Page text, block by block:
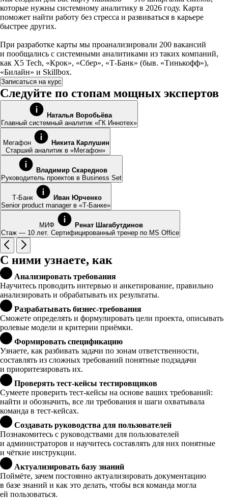
которые нужны системному аналитику в 2026 году. Карта
поможет найти работу без стресса и развиваться в карьере
быстрее других.
При разработке карты мы проанализировали 200 вакансий
и пообщались с системными аналитиками из таких компаний,
как X5 Tech, «Крок», «Сбер», «Т-Банк» (быв. «Тинькофф»),
«Билайн» и Skillbox.
Записаться на курс
Следуйте по стопам мощных экспертов
Наталья Воробьёва
Главный системный аналитик «ГК Иннотех»
Мегафон
Никита Карлушин
Старший аналитик в «Мегафон»
Владимир Скареднов
Руководитель проектов в Business Set
Т-Банк
Иван Юрченко
Senior product manager в «Т-Банке»
МИФ
Ренат Шагабутдинов
Стаж — 10 лет. Сертифицированный тренер по MS Office
С ними узнаете, как
Анализировать требования
Научитесь проводить интервью и анкетирование, правильно
анализировать и обрабатывать их результаты.
Разрабатывать бизнес-требования
Сможете определять и формулировать цели проекта, описывать
ролевые модели и критерии приёмки.
Формировать спецификацию
Узнаете, как разбивать задачи по зонам ответственности,
составлять из сложных требований понятные подзадачи
и приоритезировать их.
Проверять тест-кейсы тестировщиков
Сумеете проверить тест-кейсы на основе ваших требований:
найти и обозначить, все ли требования и шаги охватывала
команда в тест-кейсах.
Создавать руководства для пользователей
Познакомитесь с руководствами для пользователей
и администраторов и научитесь составлять для них понятные
и чёткие инструкции.
Актуализировать базу знаний
Поймёте, зачем постоянно актуализировать документацию
в базе знаний и как это делать, чтобы вся команда могла
ей пользоваться.